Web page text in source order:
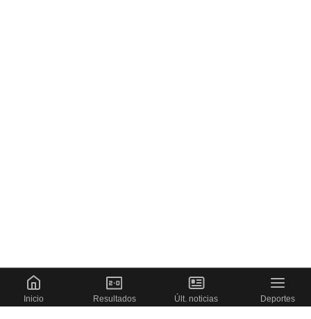
Inicio Resultados Últ. noticias Deportes